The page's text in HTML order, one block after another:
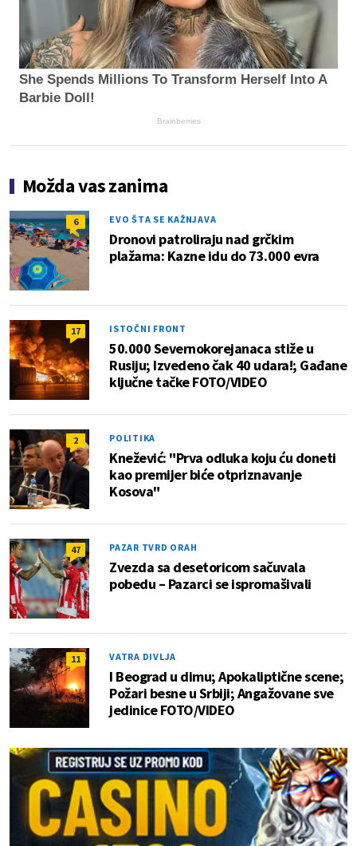
She Spends Millions To Transform Herself Into A
Barbie Doll!
Brainberries
Možda vas zanima
6 EVO ŠTA SE KAŽNJAVA
Dronovi patroliraju nad grčkim
plažama: Kazne idu do 73.000 evra
17 ISTOČNI FRONT
50.000 Severnokorejanaca stiže u
Rusiju; Izvedeno čak 40 udara!; Gađane
ključne tačke FOTO/VIDEO
2 POLITIKA
Knežević: "Prva odluka koju ću doneti
kao premijer biće otpriznavanje
Kosova"
47 PAZAR TVRD ORAH
Zvezda sa desetoricom sačuvala
pobedu – Pazarci se ispromašivali
11 VATRA DIVLJA
I Beograd u dimu; Apokaliptične scene;
Požari besne u Srbiji; Angažovane sve
jedinice FOTO/VIDEO